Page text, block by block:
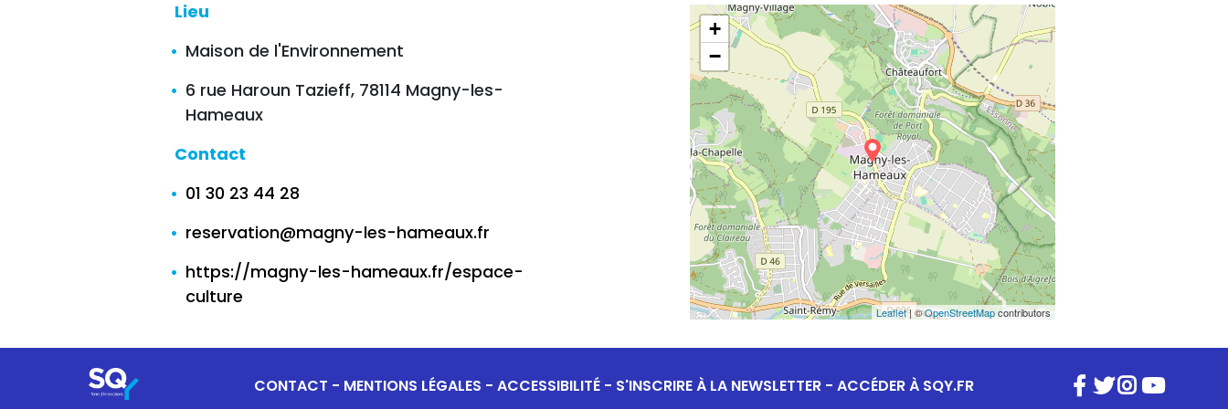
Lieu
Maison de l'Environnement
6 rue Haroun Tazieff, 78114 Magny-les-
Hameaux
Contact
01 30 23 44 28
reservation@magny-les-hameaux.fr
https://magny-les-hameaux.fr/espace-
culture
+
−
Leaflet| ©OpenStreetMapcontributors
CONTACT - MENTIONS LÉGALES - ACCESSIBILITÉ - S'INSCRIRE À LA NEWSLETTER - ACCÉDER À SQY.FR